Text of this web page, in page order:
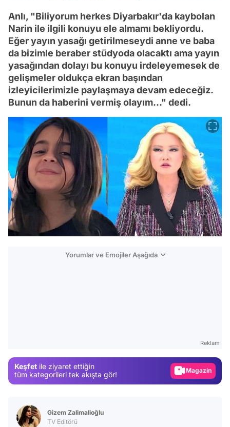
Anlı, "Biliyorum herkes Diyarbakır'da kaybolan
Narin ile ilgili konuyu ele almamı bekliyordu.
Eğer yayın yasağı getirilmeseydi anne ve baba
da bizimle beraber stüdyoda olacaktı ama yayın
yasağından dolayı bu konuyu irdeleyemesek de
gelişmeler oldukça ekran başından
izleyicilerimizle paylaşmaya devam edeceğiz.
Bunun da haberini vermiş olayım..." dedi.
Yorumlar ve Emojiler Aşağıda
Reklam
Keşfet ile ziyaret ettiğin
tüm kategorileri tek akışta gör!
Magazin
Gizem Zalimalioğlu
TV Editörü